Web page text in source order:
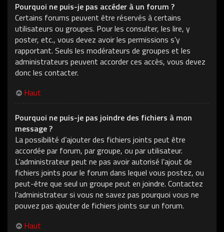
Pourquoi ne puis-je pas accéder à un forum ?
Certains forums peuvent être réservés à certains
utilisateurs ou groupes. Pour les consulter, les lire, y
poster, etc., vous devez avoir les permissions s’y
rapportant. Seuls les modérateurs de groupes et les
administrateurs peuvent accorder ces accès, vous devez
donc les contacter.
Haut
Pourquoi ne puis-je pas joindre des fichiers à mon
message ?
La possibilité d’ajouter des fichiers joints peut être
accordée par forum, par groupe, ou par utilisateur.
L’administrateur peut ne pas avoir autorisé l’ajout de
fichiers joints pour le forum dans lequel vous postez, ou
peut-être que seul un groupe peut en joindre. Contactez
l’administrateur si vous ne savez pas pourquoi vous ne
pouvez pas ajouter de fichiers joints sur un forum.
Haut